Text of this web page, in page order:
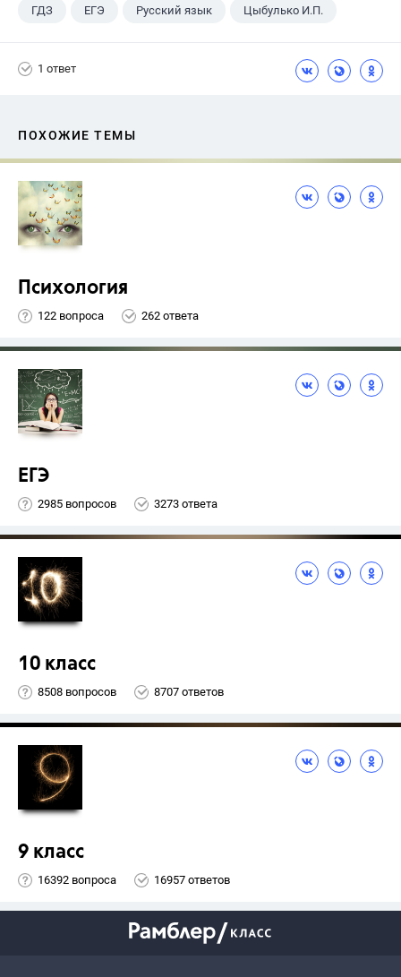
ГДЗ ЕГЭ Русский язык Цыбулько И.П.
1 ответ
ПОХОЖИЕ ТЕМЫ
Психология
122 вопроса 262 ответа
ЕГЭ
2985 вопросов 3273 ответа
10 класс
8508 вопросов 8707 ответов
9 класс
16392 вопроса 16957 ответов